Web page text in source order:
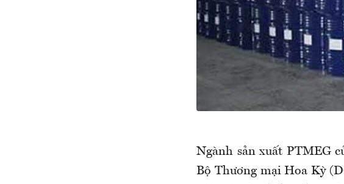
Ngành sản xuất PTMEG
Bộ Thương mại Hoa Kỳ